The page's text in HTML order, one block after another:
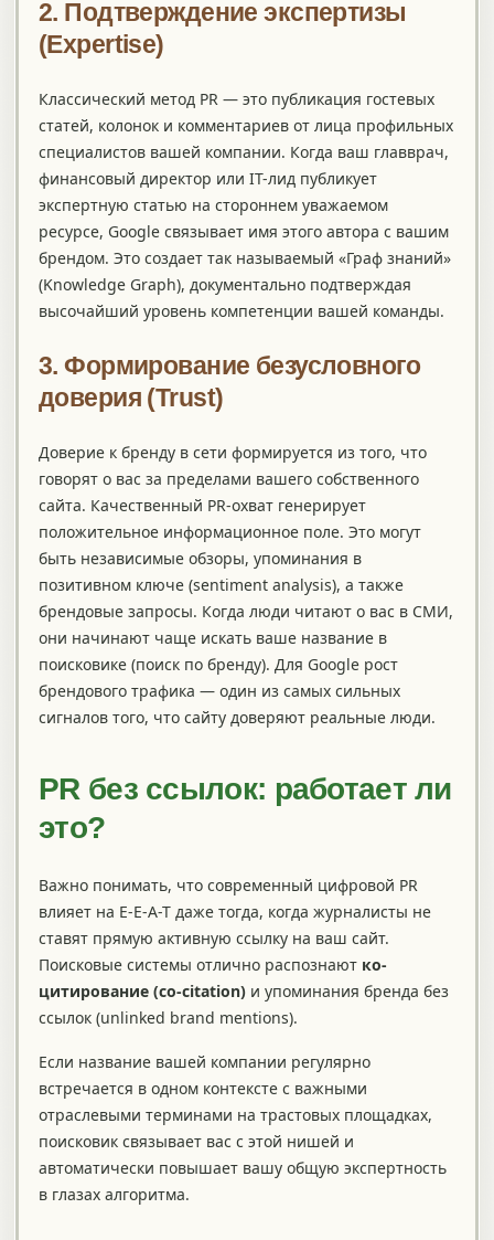
2. Подтверждение экспертизы
(Expertise)
Классический метод PR — это публикация гостевых
статей, колонок и комментариев от лица профильных
специалистов вашей компании. Когда ваш главврач,
финансовый директор или IT-лид публикует
экспертную статью на стороннем уважаемом
ресурсе, Google связывает имя этого автора с вашим
брендом. Это создает так называемый «Граф знаний»
(Knowledge Graph), документально подтверждая
высочайший уровень компетенции вашей команды.
3. Формирование безусловного
доверия (Trust)
Доверие к бренду в сети формируется из того, что
говорят о вас за пределами вашего собственного
сайта. Качественный PR-охват генерирует
положительное информационное поле. Это могут
быть независимые обзоры, упоминания в
позитивном ключе (sentiment analysis), а также
брендовые запросы. Когда люди читают о вас в СМИ,
они начинают чаще искать ваше название в
поисковике (поиск по бренду). Для Google рост
брендового трафика — один из самых сильных
сигналов того, что сайту доверяют реальные люди.
PR без ссылок: работает ли
это?
Важно понимать, что современный цифровой PR
влияет на E-E-A-T даже тогда, когда журналисты не
ставят прямую активную ссылку на ваш сайт.
Поисковые системы отлично распознают ко-
цитирование (co-citation) и упоминания бренда без
ссылок (unlinked brand mentions).
Если название вашей компании регулярно
встречается в одном контексте с важными
отраслевыми терминами на трастовых площадках,
поисковик связывает вас с этой нишей и
автоматически повышает вашу общую экспертность
в глазах алгоритма.